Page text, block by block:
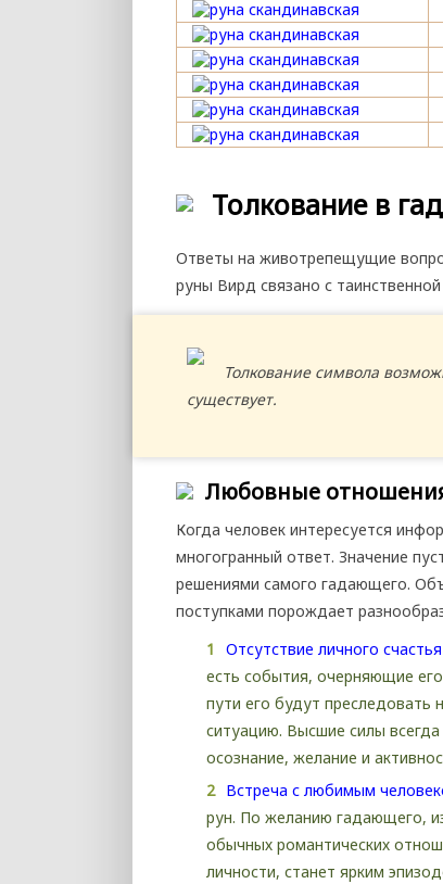
Толкование в
Ответы на животрепещущие
руны Вирд связано с
Толкование символа
существует.
Любовные
Когда человек интересуется
многогранный ответ. Значение
решениями самого гадающего.
поступками порождает
Отсутствие личного
есть события, очерняющие
пути его будут преследовать
ситуацию. Высшие силы
осознание, желание и
Встреча с любимым
рун. По желанию гадающего,
обычных романтических
личности, станет ярким